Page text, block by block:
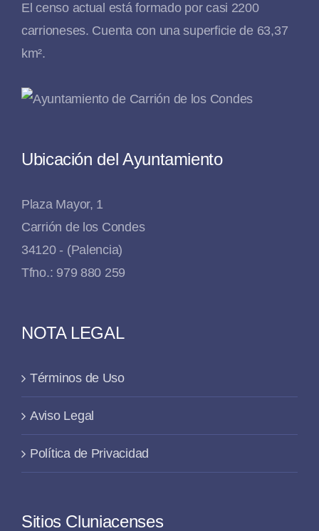
El censo actual está formado por casi 2200
carrioneses. Cuenta con una superficie de 63,37
km².
Ubicación del Ayuntamiento
Plaza Mayor, 1
Carrión de los Condes
34120 - (Palencia)
Tfno.: 979 880 259
NOTA LEGAL
Términos de Uso
Aviso Legal
Política de Privacidad
Sitios Cluniacenses